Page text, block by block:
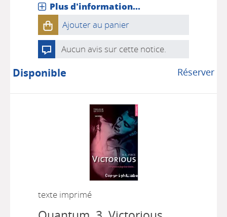
Plus d'information...
Ajouter au panier
Aucun avis sur cette notice.
Réserver
Disponible
texte imprimé